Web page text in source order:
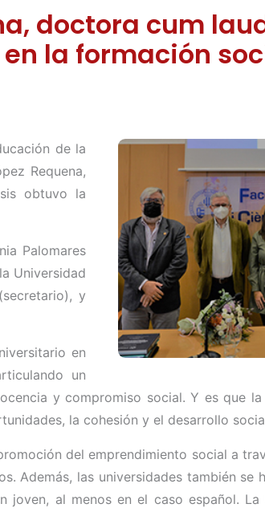
doctora cum
la formación
de la
Requena,
obtuvo la
Palomares
Universidad
y
en
un
y compromiso social. Y es que
la cohesión y el desarrollo
del emprendimiento social a
Además, las universidades también se
al menos en el caso español.